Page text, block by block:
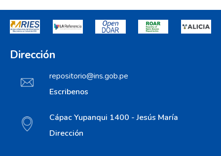
Dirección
repositorio@ins.gob.pe
Escribenos
Cápac Yupanqui 1400 - Jesús María
Dirección